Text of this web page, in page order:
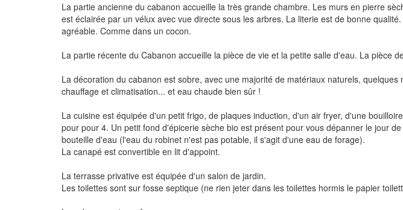
La partie ancienne du cabanon accueille la très grande chambre. Les murs en pierre
est éclairée par un vélux avec vue directe sous les arbres. La literie est de bonne
agréable. Comme dans un cocon.
La partie récente du Cabanon accueille la pièce de vie et la petite salle d'eau. La pièce
La décoration du cabanon est sobre, avec une majorité de matériaux naturels,
chauffage et climatisation... et eau chaude bien sûr !
La cuisine est équipée d'un petit frigo, de plaques induction, d'un air fryer, d'une
pour pour 4. Un petit fond d'épicerie sèche bio est présent pour vous dépanner le jour
bouteille d'eau (l'eau du robinet n'est pas potable, il s'agit d'une eau de forage).
La canapé est convertible en lit d'appoint.
La terrasse privative est équipée d'un salon de jardin.
Les toilettes sont sur fosse septique (ne rien jeter dans les toilettes hormis le papier